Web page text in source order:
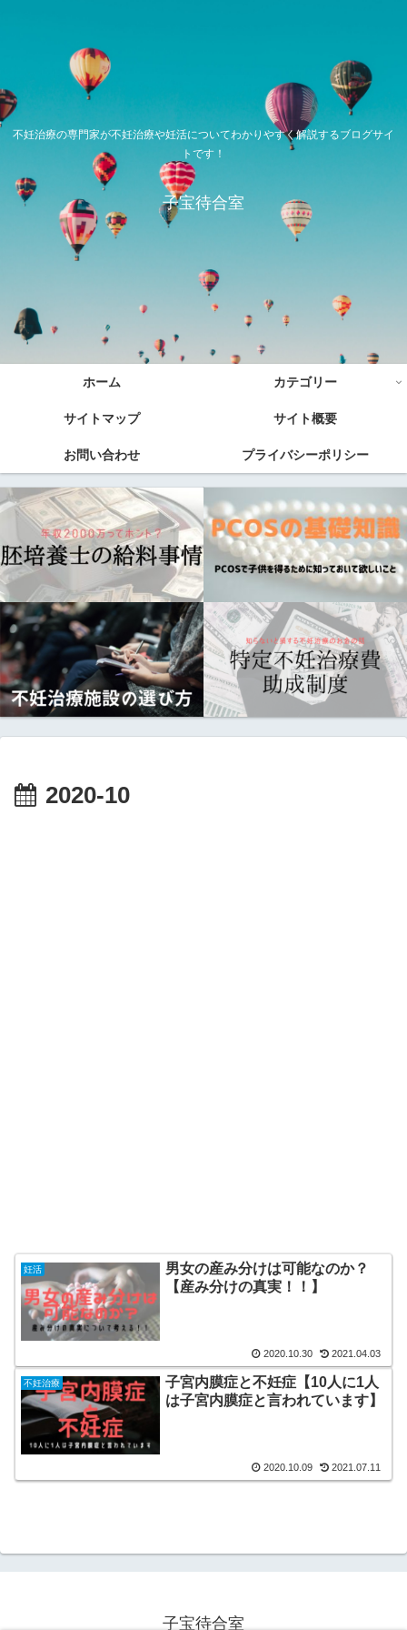
不妊治療の専門家が不妊治療や妊活についてわかりやすく解説するブログサイ
トです！
子宝待合室
ホーム カテゴリー
サイトマップ サイト概要
お問い合わせ プライバシーポリシー
2020-10
妊活
男女の産み分けは可能なのか？
【産み分けの真実！！】
2020.10.30 2021.04.03
不妊治療
子宮内膜症と不妊症【10人に1人
は子宮内膜症と言われています】
2020.10.09 2021.07.11
子宝待合室